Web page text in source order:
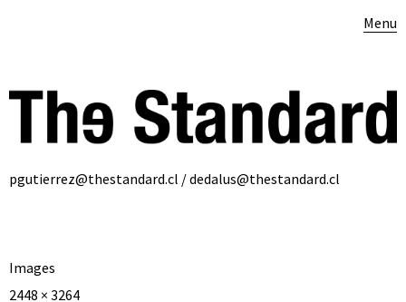
Menu
pgutierrez@thestandard.cl / dedalus@thestandard.cl
Images
2448 × 3264